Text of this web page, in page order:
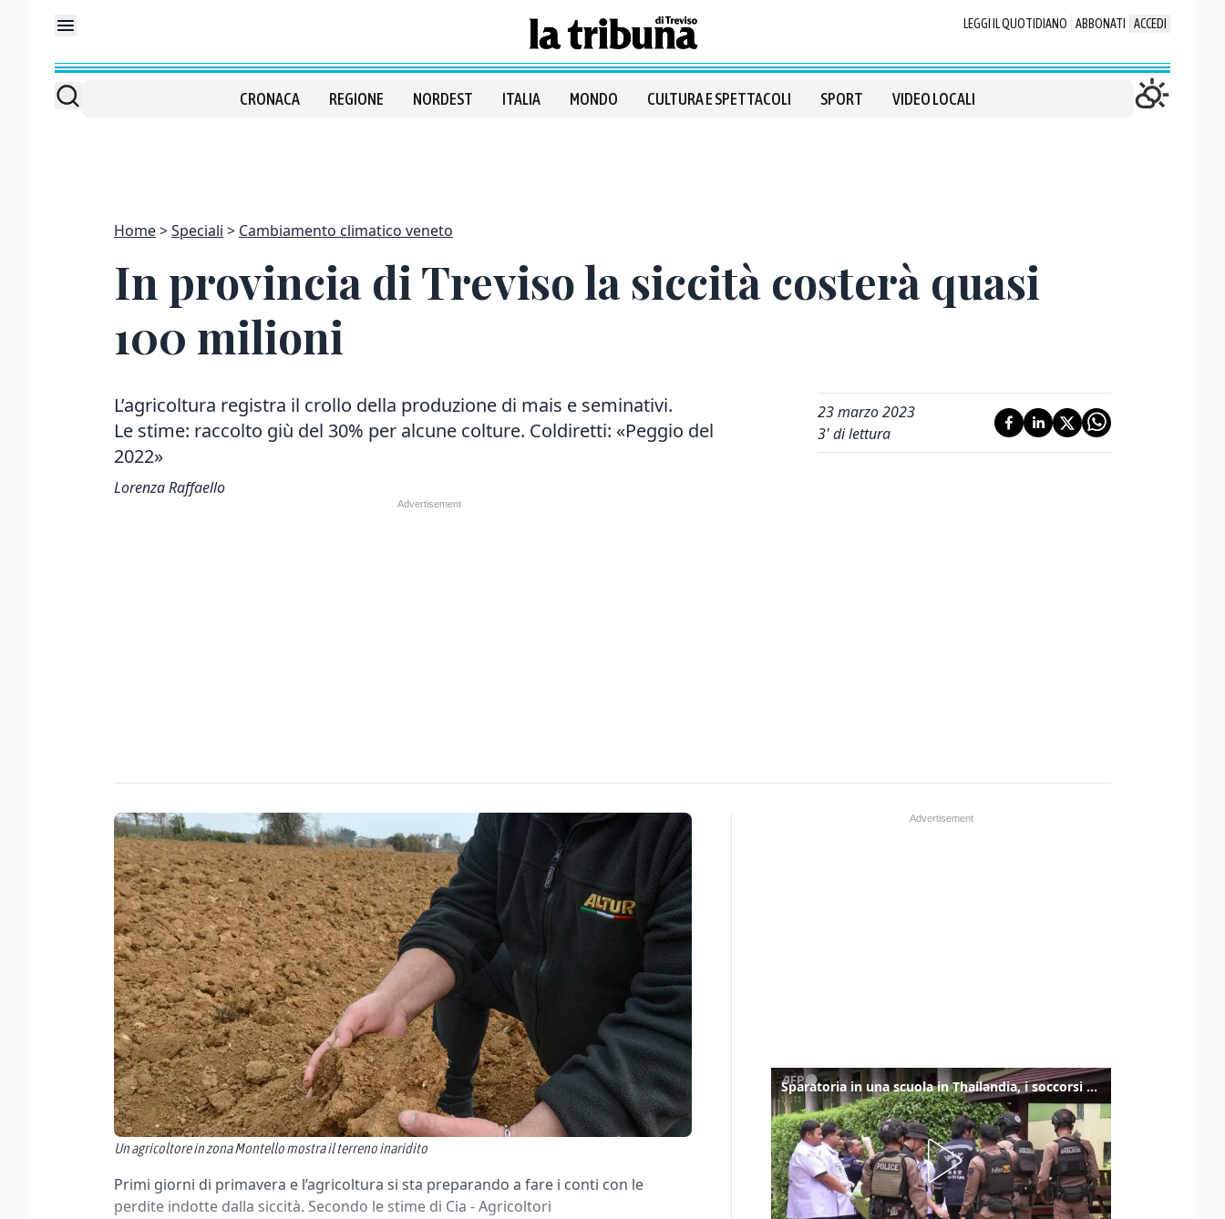
LEGGI IL QUOTIDIANO ABBONATI ACCEDI
CRONACA REGIONE NORDEST ITALIA MONDO CULTURA E SPETTACOLI SPORT VIDEO LOCALI
Home Speciali Cambiamento climatico veneto
In provincia di Treviso la siccità costerà quasi
100 milioni
L’agricoltura registra il crollo della produzione di mais e seminativi.
Le stime: raccolto giù del 30% per alcune colture. Coldiretti: «Peggio del
2022»
Lorenza Raffaello
23 marzo 2023
3' di lettura
Un agricoltore in zona Montello mostra il terreno inaridito
Primi giorni di primavera e l’agricoltura si sta preparando a fare i conti con le
perdite indotte dalla siccità. Secondo le stime di Cia - Agricoltori
Sparatoria in una scuola in Thailandia, i soccorsi sul posto